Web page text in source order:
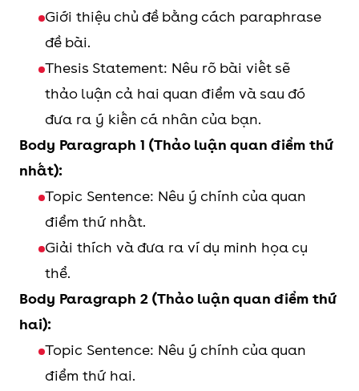
Giới thiệu chủ đề bằng cách paraphrase
đề bài.
Thesis Statement: Nêu rõ bài viết sẽ
thảo luận cả hai quan điểm và sau đó
đưa ra ý kiến cá nhân của bạn.
Body Paragraph 1 (Thảo luận quan điểm thứ
nhất):
Topic Sentence: Nêu ý chính của quan
điểm thứ nhất.
Giải thích và đưa ra ví dụ minh họa cụ
thể.
Body Paragraph 2 (Thảo luận quan điểm thứ
hai):
Topic Sentence: Nêu ý chính của quan
điểm thứ hai.